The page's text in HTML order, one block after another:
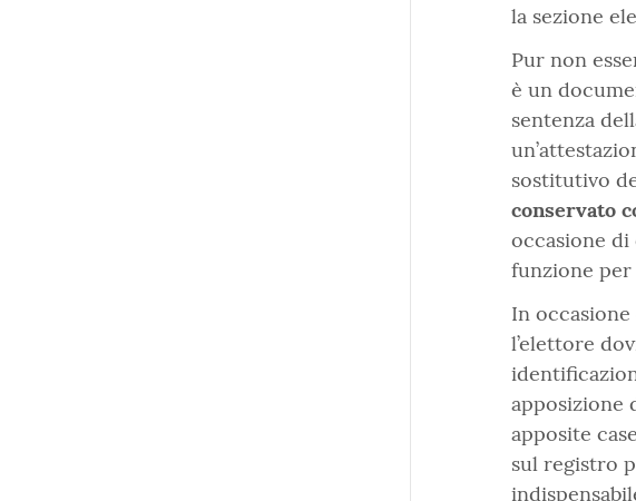
la sezione
Pur non
è un
sentenza
sostitutivo
conservato
occasione di
funzione
In
l’elettore
apposizione
apposite
sul registro